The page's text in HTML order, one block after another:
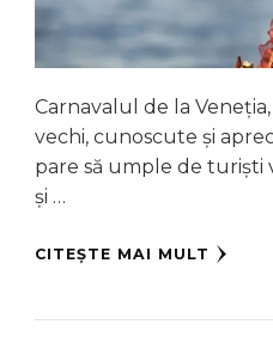
Carnavalul de la
vechi, cunoscute și
pare să umple de turiști
și …
CITEȘTE MAI MULT